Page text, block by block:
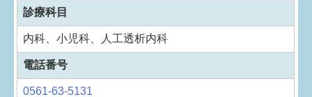
診療科目
内科、小児科、人工透析内科
電話番号
0561-63-5131